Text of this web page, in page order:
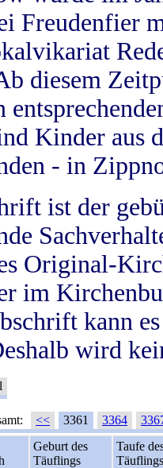
Freudenfier
diesem
Kinder aus
- in
ist der
Original-
im
kann
wird
<< 3361 3364
Geburt des
Täuflings
Taufe
Täuflings